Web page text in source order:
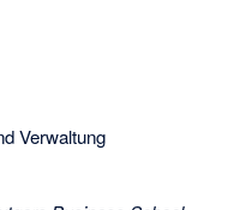
Verwaltung